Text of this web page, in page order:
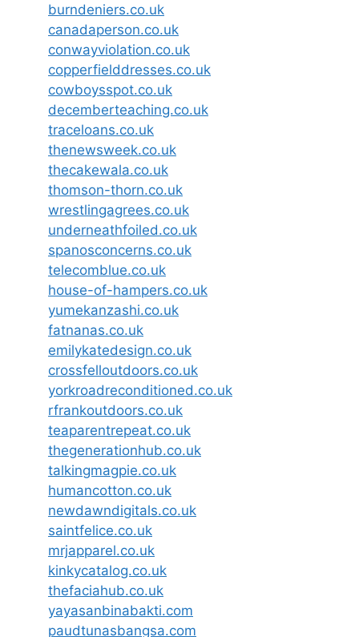
burndeniers.co.uk
canadaperson.co.uk
conwayviolation.co.uk
copperfielddresses.co.uk
cowboysspot.co.uk
decemberteaching.co.uk
traceloans.co.uk
thenewsweek.co.uk
thecakewala.co.uk
thomson-thorn.co.uk
wrestlingagrees.co.uk
underneathfoiled.co.uk
spanosconcerns.co.uk
telecomblue.co.uk
house-of-hampers.co.uk
yumekanzashi.co.uk
fatnanas.co.uk
emilykatedesign.co.uk
crossfelloutdoors.co.uk
yorkroadreconditioned.co.uk
rfrankoutdoors.co.uk
teaparentrepeat.co.uk
thegenerationhub.co.uk
talkingmagpie.co.uk
humancotton.co.uk
newdawndigitals.co.uk
saintfelice.co.uk
mrjapparel.co.uk
kinkycatalog.co.uk
thefaciahub.co.uk
yayasanbinabakti.com
paudtunasbangsa.com